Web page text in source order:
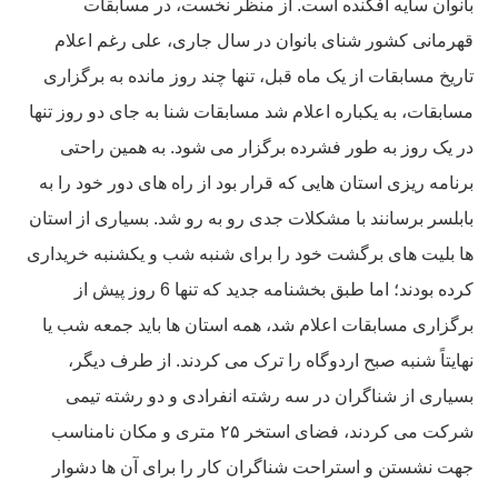
بانوان سایه افکنده است. از منظر نخست، در مسابقات
قهرمانی کشور شنای بانوان در سال جاری، علی رغم اعلام
تاریخ مسابقات از یک ماه قبل، تنها چند روز مانده به برگزاری
مسابقات، به یکباره اعلام شد مسابقات شنا به جای دو روز تنها
در یک روز به طور فشرده برگزار می شود. به همین راحتی
برنامه ریزی استان هایی که قرار بود از راه های دور خود را به
بابلسر برسانند با مشکلات جدی رو به رو شد. بسیاری از استان
ها بلیت های برگشت خود را برای شنبه شب و یکشنبه خریداری
کرده بودند؛ اما طبق بخشنامه جدید که تنها 6 روز پیش از
برگزاری مسابقات اعلام شد، همه استان ها باید جمعه شب یا
نهایتاً شنبه صبح اردوگاه را ترک می کردند. از طرف دیگر،
بسیاری از شناگران در سه رشته انفرادی و دو رشته تیمی
شرکت می کردند، فضای استخر ۲۵ متری و مکان نامناسب
جهت نشستن و استراحت شناگران کار را برای آن ها دشوار